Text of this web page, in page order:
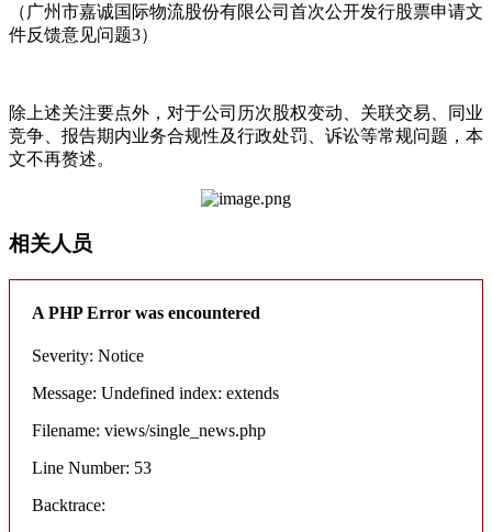
（广州市嘉诚国际物流股份有限公司首次公开发行股票申请文
件反馈意见问题3）
除上述关注要点外，对于公司历次股权变动、关联交易、同业
竞争、报告期内业务合规性及行政处罚、诉讼等常规问题，本
文不再赘述。
相关人员
A PHP Error was encountered
Severity: Notice
Message: Undefined index: extends
Filename: views/single_news.php
Line Number: 53
Backtrace: